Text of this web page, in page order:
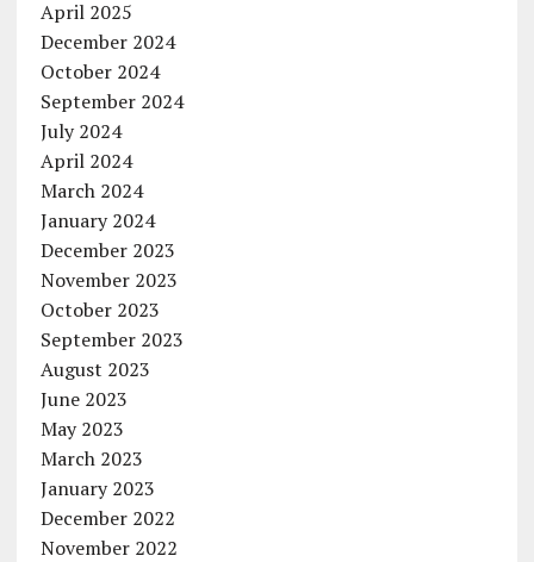
April 2025
December 2024
October 2024
September 2024
July 2024
April 2024
March 2024
January 2024
December 2023
November 2023
October 2023
September 2023
August 2023
June 2023
May 2023
March 2023
January 2023
December 2022
November 2022